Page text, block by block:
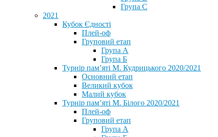
Група C
2021
Кубок Єдності
Плей-оф
Груповий етап
Група А
Група Б
Турнір пам’яті М. Кудрицького 2020/2021
Основний етап
Великий кубок
Малий кубок
Турнір пам’яті М. Білого 2020/2021
Плей-оф
Груповий етап
Група А